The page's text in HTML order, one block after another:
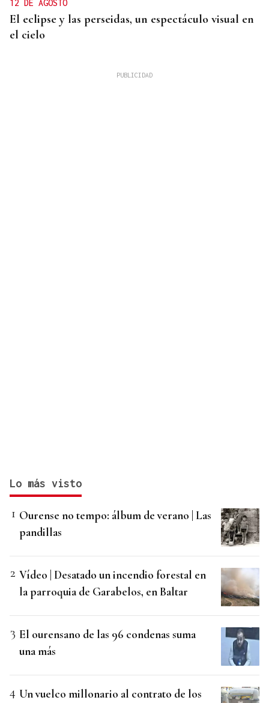
12 DE AGOSTO
El eclipse y las perseidas, un espectáculo visual en
el cielo
Lo más visto
Ourense no tempo: álbum de verano | Las
pandillas
Vídeo | Desatado un incendio forestal en
la parroquia de Garabelos, en Baltar
El ourensano de las 96 condenas suma
una más
Un vuelco millonario al contrato de los